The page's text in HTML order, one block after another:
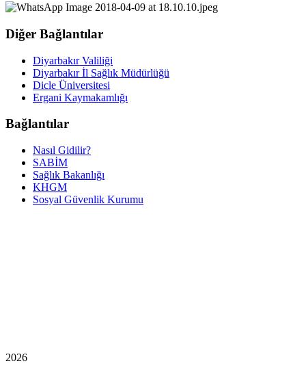
Diğer Bağlantılar
Diyarbakır Valiliği
Diyarbakır İl Sağlık Müdürlüğü
Dicle Üniversitesi
Ergani Kaymakamlığı
Bağlantılar
Nasıl Gidilir?
SABİM
Sağlık Bakanlığı
KHGM
Sosyal Güvenlik Kurumu
2026